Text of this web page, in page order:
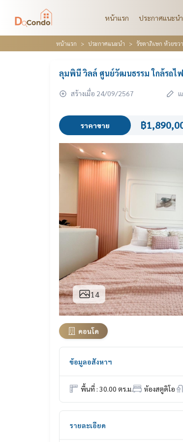
หน้าแรก ประกาศแนะนำ
หน้าแรก ประกาศแนะนำ รัชดาภิเษก ห้วยขว
ลุมพินี วิลล์ ศูนย์วัฒนธรรม ใกล้รถไ
สร้างเมื่อ 24/09/2567
ราคาขาย ฿
14
คอนโด
ข้อมูลอสังหาฯ
พื้นที่ : 30.00 ตร.ม. ห้องสตูดิโอ
รายละเอียด